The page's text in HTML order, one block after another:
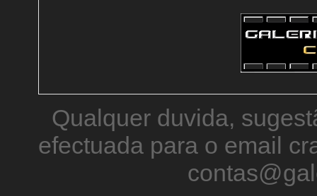
Qualquer duvida,
efectuada para o email